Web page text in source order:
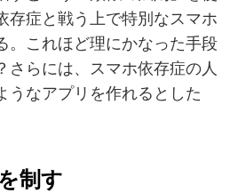
存症と戦う上で特別なスマホ
。これほど理にかなった手段
さらには、スマホ依存症の人
うなアプリを作れるとした
制す